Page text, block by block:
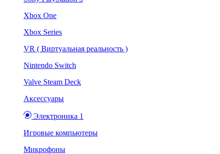
Xbox One
Xbox Series
VR ( Виртуальная реальность )
Nintendo Switch
Valve Steam Deck
Аксессуары
Электроника 1
Игровые компьютеры
Микрофоны